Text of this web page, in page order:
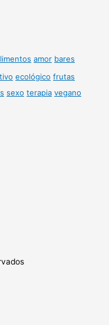
amor bares
ecológico frutas
sexo terapia vegano